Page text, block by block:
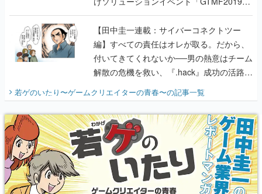
に行って、より理解を深めよう【PR】
【田中圭一連載：サイバーコネクトツー
編】すべての責任はオレが取る。だから、
付いてきてくれないか──男の熱意はチーム
解散の危機を救い、『.hack』成功の活路を
『少年ジャンプ』色だった【若ゲのいた
り】
若ゲのいたり〜ゲームクリエイターの青春〜の記事一覧